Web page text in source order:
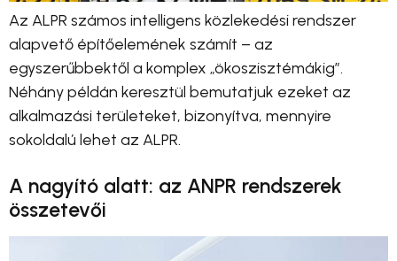
Az ALPR számos intelligens közlekedési rendszer
alapvető építőelemének számít – az
egyszerűbbektől a komplex „ökoszisztémákig”.
Néhány példán keresztül bemutatjuk ezeket az
alkalmazási területeket, bizonyítva, mennyire
sokoldalú lehet az ALPR.
A nagyító alatt: az ANPR rendszerek
összetevői